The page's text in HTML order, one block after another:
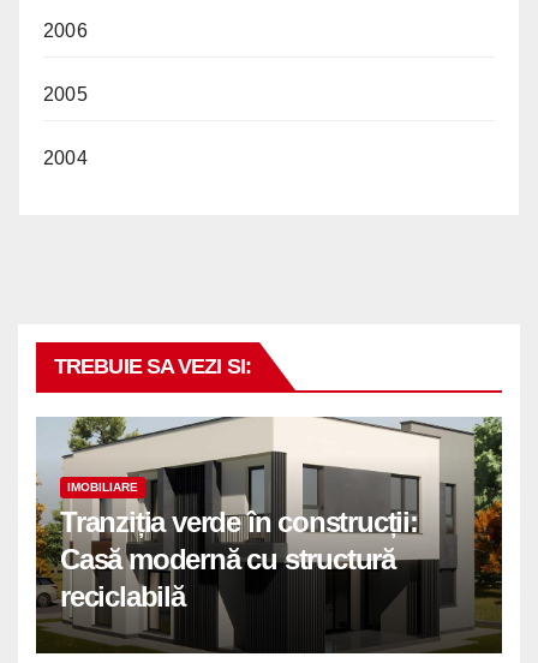
2006
2005
2004
TREBUIE SA VEZI SI:
IMOBILIARE
Tranziția verde în construcții:
Casă modernă cu structură
reciclabilă